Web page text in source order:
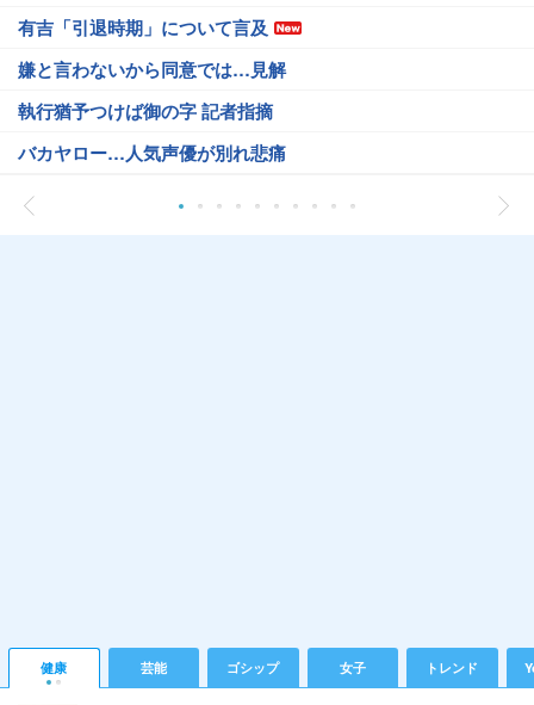
有吉「引退時期」について言及
嫌と言わないから同意では…見解
執行猶予つけば御の字 記者指摘
バカヤロー…人気声優が別れ悲痛
健康 芸能 ゴシップ 女子 トレンド